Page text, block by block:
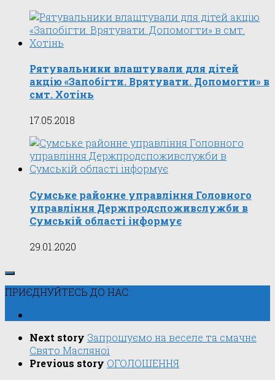
Рятувальники влаштували для дітей
акцію «Запобігти. Врятувати. Допомогти» в
cмт. Хотінь
17.05.2018
Сумське районне управління Головного
управління Держпродспоживслужби в
Сумській області інформує
29.01.2020
ПРИЄДНУЙТЕСЬ ДО НАС:
Next story Запрошуємо на веселе та смачне
Свято Масляної
Previous story ОГОЛОШЕННЯ